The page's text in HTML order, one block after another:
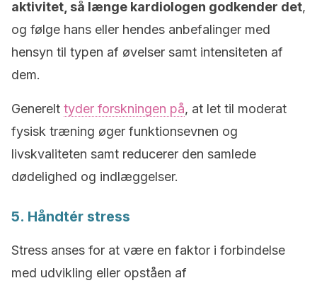
aktivitet, så længe kardiologen godkender det,
og følge hans eller hendes anbefalinger med
hensyn til typen af øvelser samt intensiteten af
dem.
Generelt tyder forskningen på, at let til moderat
fysisk træning øger funktionsevnen og
livskvaliteten samt reducerer den samlede
dødelighed og indlæggelser.
5. Håndtér stress
Stress anses for at være en faktor i forbindelse
med udvikling eller opståen af